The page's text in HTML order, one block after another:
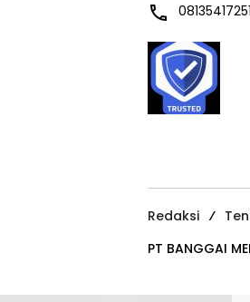
Redaksi
PT BANGGAI